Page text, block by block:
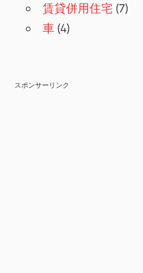
賃貸併用住宅 (7)
車 (4)
スポンサーリンク